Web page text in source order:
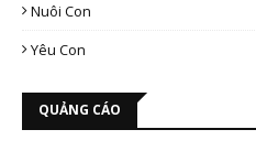
Nuôi Con
Yêu Con
QUẢNG CÁO